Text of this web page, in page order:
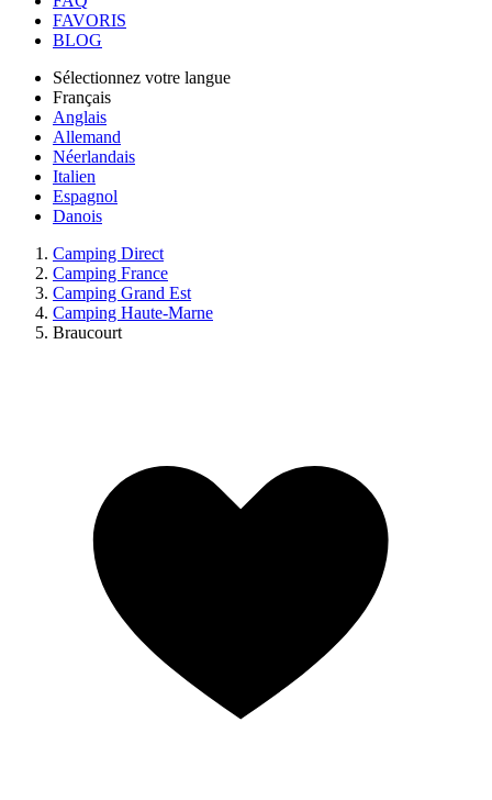
FAVORIS
BLOG
Sélectionnez votre langue
Français
Anglais
Allemand
Néerlandais
Italien
Espagnol
Danois
Camping Direct
Camping France
Camping Grand Est
Camping Haute-Marne
Braucourt